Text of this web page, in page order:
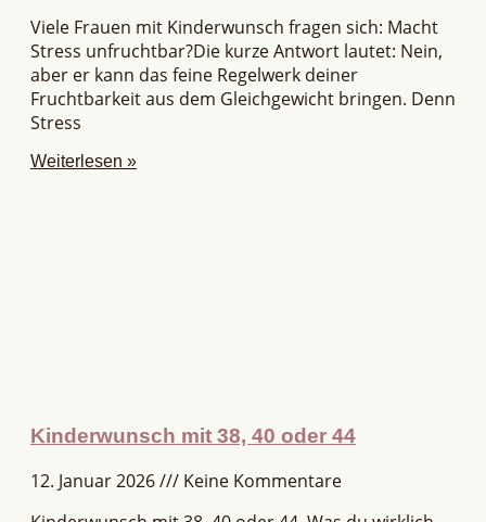
Viele Frauen mit Kinderwunsch fragen sich: Macht
Stress unfruchtbar?Die kurze Antwort lautet: Nein,
aber er kann das feine Regelwerk deiner
Fruchtbarkeit aus dem Gleichgewicht bringen. Denn
Stress
Weiterlesen »
Kinderwunsch mit 38, 40 oder 44
12. Januar 2026
Keine Kommentare